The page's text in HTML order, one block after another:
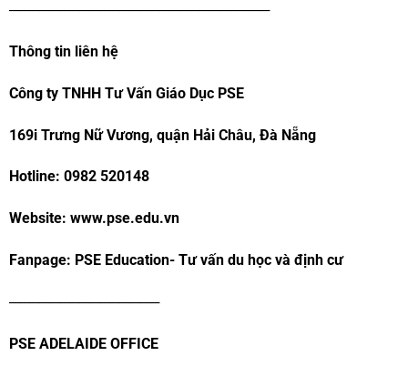
──────────────────────────
Thông tin liên hệ
Công ty TNHH Tư Vấn Giáo Dục PSE
169i Trưng Nữ Vương, quận Hải Châu, Đà Nẵng
Hotline: 0982 520148
Website: www.pse.edu.vn
Fanpage: PSE Education- Tư vấn du học và định cư
───────────────
PSE ADELAIDE OFFICE